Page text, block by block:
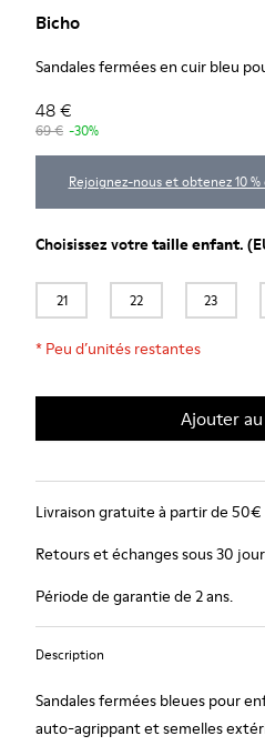
Bicho
Sandales fermées en cuir bleu
48 €
69 € -30%
Rejoignez-nous et obtenez 10
Choisissez votretaille enfant.
21 22 23
* Peu d’unités restantes
Ajouter
Livraison gratuite à partir de 50€
Retours et échanges sous 30
Période de garantie de 2 ans.
Description
Sandales fermées bleues pour
auto-agrippant et semelles